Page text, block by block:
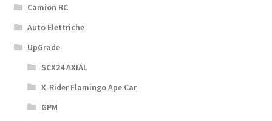
Camion RC
Auto Elettriche
UpGrade
SCX24 AXIAL
X-Rider Flamingo Ape Car
GPM